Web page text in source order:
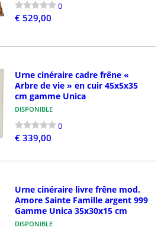
0
€ 529,00
Urne cinéraire cadre frêne «
Arbre de vie » en cuir 45x5x35
cm gamme Unica
DISPONIBLE
0
€ 339,00
Urne cinéraire livre frêne mod.
Amore Sainte Famille argent 999
Gamme Unica 35x30x15 cm
DISPONIBLE